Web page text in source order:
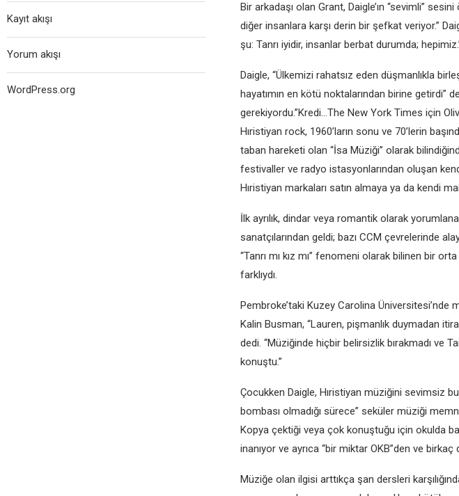
Bir arkadaşı olan Grant, Daigle’ın “sevimli”
diğer insanlara karşı derin bir şefkat veriyor.”
şu: Tanrı iyidir, insanlar berbat durumda;
Daigle, “Ülkemizi rahatsız eden düşmanlıkla
hayatımın en kötü noktalarından birine getirdi”
gerekiyordu.”Kredi…The New York Times için
Hıristiyan rock, 1960’ların sonu ve 70’lerin
taban hareketi olan “İsa Müziği” olarak
festivaller ve radyo istasyonlarından oluşan
Hıristiyan markaları satın almaya ya da kendi
İlk ayrılık, dindar veya romantik olarak
sanatçılarından geldi; bazı CCM çevrelerinde
“Tanrı mı kız mı” fenomeni olarak bilinen bir
farklıydı.
Pembroke’taki Kuzey Carolina Üniversitesi’nde
Kalin Busman, “Lauren, pişmanlık duymadan
dedi. “Müziğinde hiçbir belirsizlik bırakmadı ve
konuştu.”
Çocukken Daigle, Hıristiyan müziğini sevimsiz
bombası olmadığı sürece” seküler müziği
Kopya çektiği veya çok konuştuğu için okulda
inanıyor ve ayrıca “bir miktar OKB”den ve
Müziğe olan ilgisi arttıkça şan dersleri
Kayıt akışı
Yorum akışı
WordPress.org